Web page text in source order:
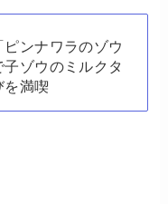
ピンナワラのゾウ
ゾウのミルクタ
を満喫